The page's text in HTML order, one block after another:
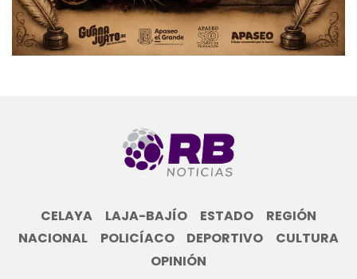
CELAYA LAJA-BAJÍO ESTADO
REGIÓN
NACIONAL
POLICÍACO DEPORTIVO
CULTURA
OPINIÓN